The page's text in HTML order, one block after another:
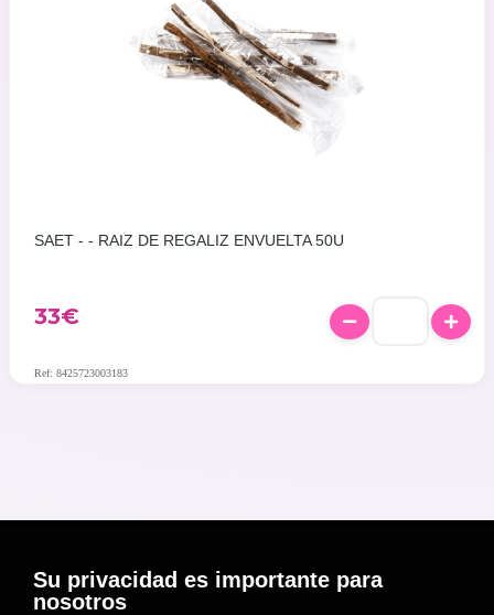
SAET - - RAIZ DE REGALIZ ENVUELTA 50U
33€
Ref: 8425723003183
Su privacidad es importante para
nosotros